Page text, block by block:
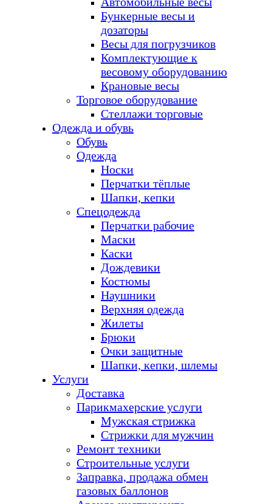
Бункерные весы и
дозаторы
Весы для погрузчиков
Комплектующие к
весовому оборудованию
Крановые весы
Торговое оборудование
Стеллажи торговые
Одежда и обувь
Обувь
Одежда
Носки
Перчатки тёплые
Шапки, кепки
Спецодежда
Перчатки рабочие
Маски
Каски
Дождевики
Костюмы
Наушники
Верхняя одежда
Жилеты
Брюки
Очки защитные
Шапки, кепки, шлемы
Услуги
Доставка
Парикмахерские услуги
Мужская стрижка
Стрижки для мужчин
Ремонт техники
Строительные услуги
Заправка, продажа обмен
газовых баллонов